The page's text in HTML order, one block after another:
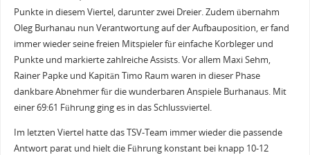
Punkte in diesem Viertel, darunter zwei Dreier. Zudem übernahm
Oleg Burhanau nun Verantwortung auf der Aufbauposition, er fand
immer wieder seine freien Mitspieler für einfache Korbleger und
Punkte und markierte zahlreiche Assists. Vor allem Maxi Sehm,
Rainer Papke und Kapitän Timo Raum waren in dieser Phase
dankbare Abnehmer für die wunderbaren Anspiele Burhanaus. Mit
einer 69:61 Führung ging es in das Schlussviertel.
Im letzten Viertel hatte das TSV-Team immer wieder die passende
Antwort parat und hielt die Führung konstant bei knapp 10-12